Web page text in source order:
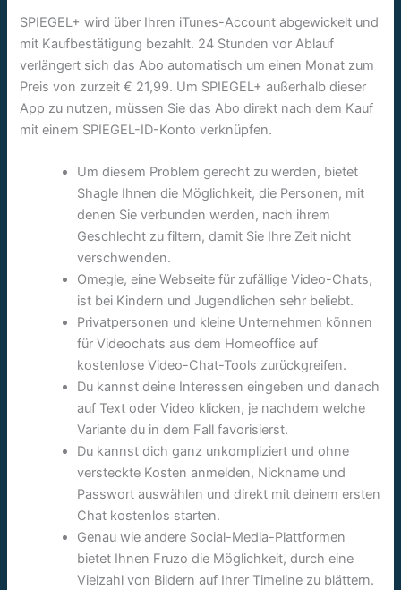
SPIEGEL+ wird über Ihren iTunes-Account abgewickelt und
mit Kaufbestätigung bezahlt. 24 Stunden vor Ablauf
verlängert sich das Abo automatisch um einen Monat zum
Preis von zurzeit € 21,99. Um SPIEGEL+ außerhalb dieser
App zu nutzen, müssen Sie das Abo direkt nach dem Kauf
mit einem SPIEGEL-ID-Konto verknüpfen.
Um diesem Problem gerecht zu werden, bietet
Shagle Ihnen die Möglichkeit, die Personen, mit
denen Sie verbunden werden, nach ihrem
Geschlecht zu filtern, damit Sie Ihre Zeit nicht
verschwenden.
Omegle, eine Webseite für zufällige Video-Chats,
ist bei Kindern und Jugendlichen sehr beliebt.
Privatpersonen und kleine Unternehmen können
für Videochats aus dem Homeoffice auf
kostenlose Video-Chat-Tools zurückgreifen.
Du kannst deine Interessen eingeben und danach
auf Text oder Video klicken, je nachdem welche
Variante du in dem Fall favorisierst.
Du kannst dich ganz unkompliziert und ohne
versteckte Kosten anmelden, Nickname und
Passwort auswählen und direkt mit deinem ersten
Chat kostenlos starten.
Genau wie andere Social-Media-Plattformen
bietet Ihnen Fruzo die Möglichkeit, durch eine
Vielzahl von Bildern auf Ihrer Timeline zu blättern.